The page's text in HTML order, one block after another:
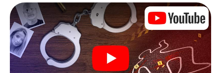
zahlreichen Schauplätzen in Rickmansworth, die mit der
Tat in Verbindung stehen, und schließlich zum Mörder. An
jedem Ort knacken Sie knifflige Rätsel und kommen so
Stück für Stück der Lösung des Falls immer näher. Anders
als bei einem klassischen Krimi Dinner in Rickmansworth
bestimmen also Sie das Geschehen, bewegen sich an der
frischen Luft und entdecken obendrein die Stadt mit ganz